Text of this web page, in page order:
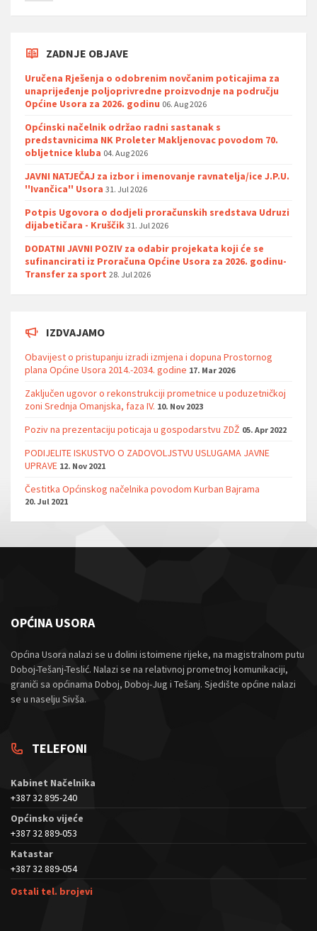
ZADNJE OBJAVE
Uručena Rješenja o odobrenim novčanim poticajima za
unaprijeđenje poljoprivredne proizvodnje na području
Općine Usora za 2026. godinu 06. Aug 2026
Općinski načelnik održao radni sastanak s
predstavnicima NK Proleter Makljenovac povodom 70.
obljetnice kluba 04. Aug 2026
JAVNI NATJEČAJ za izbor i imenovanje ravnatelja/ice J.P.U.
''Ivančica'' Usora 31. Jul 2026
Potpis Ugovora o dodjeli proračunskih sredstava Udruzi
dijabetičara - Kruščik 31. Jul 2026
DODATNI JAVNI POZIV za odabir projekata koji će se
sufinancirati iz Proračuna Općine Usora za 2026. godinu-
Transfer za sport 28. Jul 2026
IZDVAJAMO
Obavijest o pristupanju izradi izmjena i dopuna Prostornog
plana Općine Usora 2014.-2034. godine 17. Mar 2026
Zaključen ugovor o rekonstrukciji prometnice u poduzetničkoj
zoni Srednja Omanjska, faza IV. 10. Nov 2023
Poziv na prezentaciju poticaja u gospodarstvu ZDŽ 05. Apr 2022
PODIJELITE ISKUSTVO O ZADOVOLJSTVU USLUGAMA JAVNE
UPRAVE 12. Nov 2021
Čestitka Općinskog načelnika povodom Kurban Bajrama
20. Jul 2021
OPĆINA USORA
Općina Usora nalazi se u dolini istoimene rijeke, na magistralnom putu
Doboj-Tešanj-Teslić. Nalazi se na relativnoj prometnoj komunikaciji,
graniči sa općinama Doboj, Doboj-Jug i Tešanj. Sjedište općine nalazi
se u naselju Sivša.
TELEFONI
Kabinet Načelnika
+387 32 895-240
Općinsko vijeće
+387 32 889-053
Katastar
+387 32 889-054
Ostali tel. brojevi